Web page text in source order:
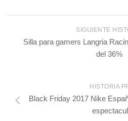
SIGUIENTE
Silla para gamers Langria
del 36%
HISTORIA
Black Friday 2017 Nike